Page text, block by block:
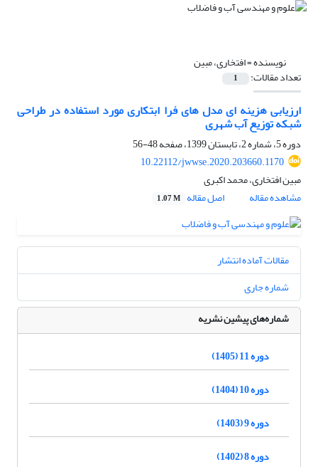
نویسنده =افتخاری، مبین
تعداد مقالات: 1
ارزیابی هزینه‎ ای مدل‎ های فرا ابتکاری مورد استفاده در طراحی
شبکه توزیع آب شهری
دوره 5، شماره 2، تابستان 1399، صفحه
48-56
10.22112/jwwse.2020.203660.1170
مبین افتخاری، محمد اکبری
مشاهده مقاله
اصل مقاله 1.07 M
مقالات آماده انتشار
شماره جاری
شماره‌های پیشین نشریه
دوره 11 (1405)
دوره 10 (1404)
دوره 9 (1403)
دوره 8 (1402)